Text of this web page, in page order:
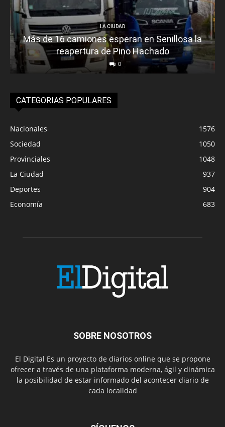
LA CIUDAD
Más de 16 camiones esperan en Senillosa la
reapertura de Pino Hachado
0
CATEGORIAS POPULARES
Nacionales
1576
Sociedad
1050
Provinciales
1048
La Ciudad
937
Deportes
904
Economía
683
SOBRE NOSOTROS
El Digital Es un proyecto de diarios online que se propone
ofrecer a través de una plataforma moderna, ágil y dinámica
la posibilidad de estar informado del acontecer diario de
cada localidad